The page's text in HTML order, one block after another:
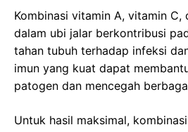
Kombinasi vitamin A, vitamin C,
dalam ubi jalar berkontribusi
tahan tubuh terhadap infeksi
imun yang kuat dapat
patogen dan mencegah
Untuk hasil maksimal,